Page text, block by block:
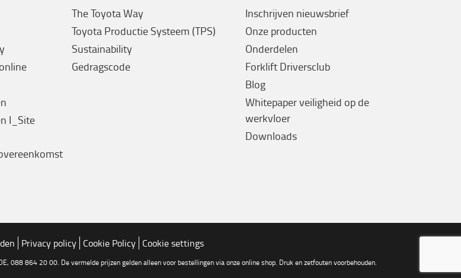
I_Site
The Toyota Way
Toyota Productie Systeem (TPS)
Sustainability
Gedragscode
Inschrijven nieuwsbrief
Onze producten
Onderdelen
Forklift Driversclub
Blog
Whitepaper veiligheid op de
werkvloer
Downloads
Privacy policy Cookie Policy Cookie settings
088 864 20 00. De vermelde prijzen gelden alleen voor bestellingen via onze online shop. Druk en zetfouten voorbehouden.